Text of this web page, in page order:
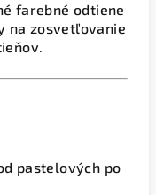
farebné odtiene
na zosvetľovanie
pastelových po